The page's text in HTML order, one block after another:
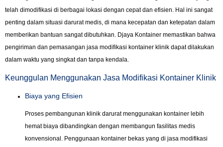
telah dimodifikasi di berbagai lokasi dengan cepat dan efisien. Hal ini sangat
penting dalam situasi darurat medis, di mana kecepatan dan ketepatan dalam
memberikan bantuan sangat dibutuhkan. Djaya Kontainer memastikan bahwa
pengiriman dan pemasangan jasa modifikasi kontainer klinik dapat dilakukan
dalam waktu yang singkat dan tanpa kendala.
Keunggulan Menggunakan Jasa Modifikasi Kontainer Klinik
Biaya yang Efisien
Proses pembangunan klinik darurat menggunakan kontainer lebih
hemat biaya dibandingkan dengan membangun fasilitas medis
konvensional. Penggunaan kontainer bekas yang di jasa modifikasi